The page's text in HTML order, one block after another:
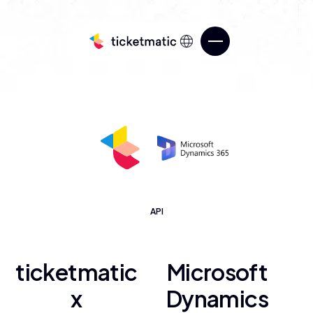
Verkoop tickets
Beheer je ticketing
Verleg de grenzen van je ticketing
API
ticketmatic
x
Microsoft
Dynamics